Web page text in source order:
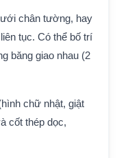
chân tường, hay
tục. Có thể bố trí
băng giao nhau (2
chữ nhật, giật
cốt thép dọc,